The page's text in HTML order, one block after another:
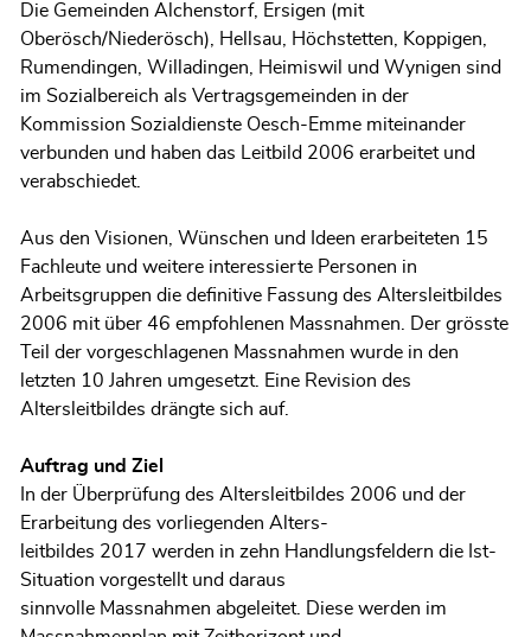
Die Gemeinden Alchenstorf, Ersigen (mit
Oberösch/Niederösch), Hellsau, Höchstetten, Koppigen,
Rumendingen, Willadingen, Heimiswil und Wynigen sind
im Sozialbereich als Vertragsgemeinden in der
Kommission Sozialdienste Oesch-Emme miteinander
verbunden und haben das Leitbild 2006 erarbeitet und
verabschiedet.
Aus den Visionen, Wünschen und Ideen erarbeiteten 15
Fachleute und weitere interessierte Personen in
Arbeitsgruppen die definitive Fassung des Altersleitbildes
2006 mit über 46 empfohlenen Massnahmen. Der grösste
Teil der vorgeschlagenen Massnahmen wurde in den
letzten 10 Jahren umgesetzt. Eine Revision des
Altersleitbildes drängte sich auf.
Auftrag und Ziel
In der Überprüfung des Altersleitbildes 2006 und der
Erarbeitung des vorliegenden Alters-
leitbildes 2017 werden in zehn Handlungsfeldern die Ist-
Situation vorgestellt und daraus
sinnvolle Massnahmen abgeleitet. Diese werden im